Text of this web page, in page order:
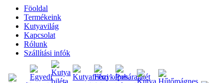
Föoldal
Termékeink
Kutyavilág
Kapcsolat
Rólunk
Szállítási infók